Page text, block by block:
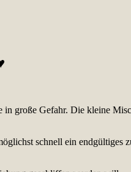
in große Gefahr. Die kleine
schnell ein endgültiges